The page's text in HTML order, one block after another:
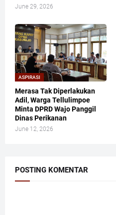
June 29, 2026
ASPIRASI
Merasa Tak Diperlakukan
Adil, Warga Tellulimpoe
Minta DPRD Wajo Panggil
Dinas Perikanan
June 12, 2026
POSTING KOMENTAR